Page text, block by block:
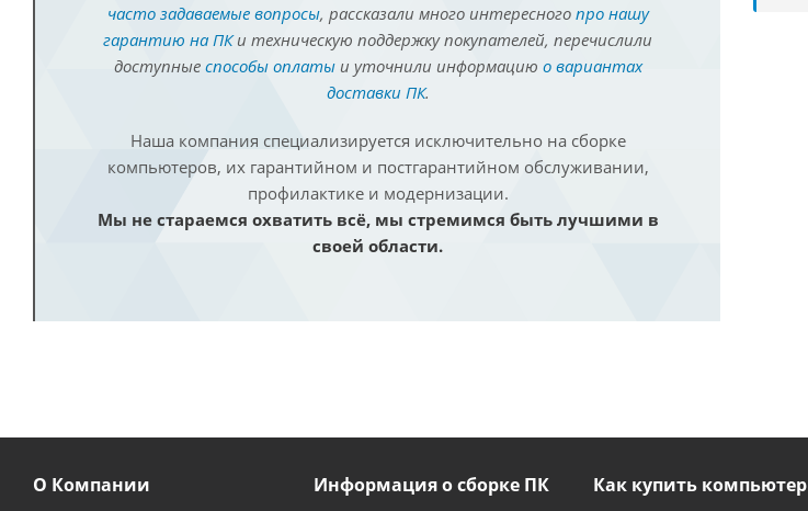
часто задаваемые вопросы, рассказали много интересного про нашу
гарантию на ПКи техническую поддержку покупателей, перечислили
доступные способы оплатыи уточнили информацию о вариантах
доставки ПК.
Наша компания специализируется исключительно на сборке
компьютеров, их гарантийном и постгарантийном обслуживании,
профилактике и модернизации.
Мы не стараемся охватить всё, мы стремимся быть лучшими в
своей области.
О Компании Информация о сборке ПК Как купить компьютер